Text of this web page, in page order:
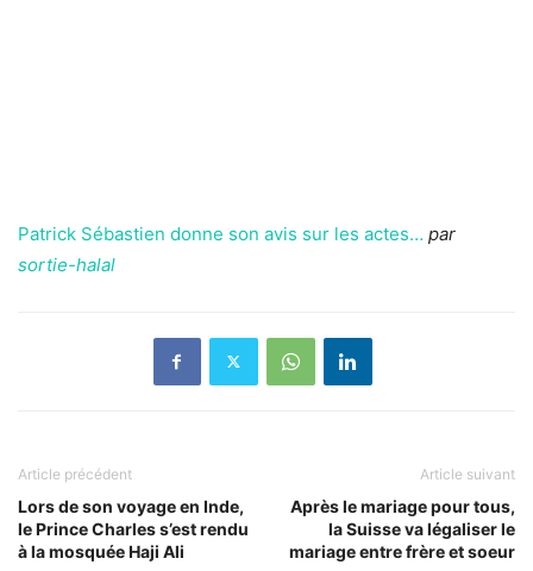
Patrick Sébastien donne son avis sur les actes… par
sortie-halal
Article précédent
Lors de son voyage en Inde,
le Prince Charles s’est rendu
à la mosquée Haji Ali
Article suivant
Après le mariage pour tous,
la Suisse va légaliser le
mariage entre frère et soeur